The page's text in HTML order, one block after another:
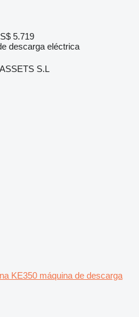
5.719
descarga eléctrica
S.L
KE350 máquina de descarga